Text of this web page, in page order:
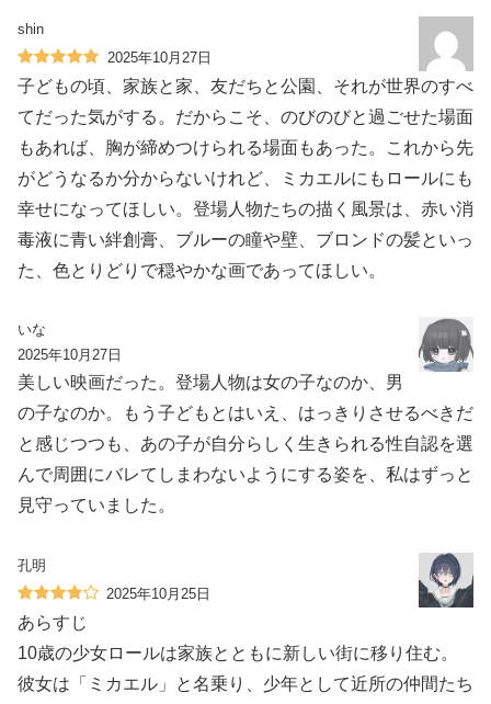
shin
2025年10月27日
子どもの頃、家族と家、友だちと公園、それが世界のすべ
てだった気がする。だからこそ、のびのびと過ごせた場面
もあれば、胸が締めつけられる場面もあった。これから先
がどうなるか分からないけれど、ミカエルにもロールにも
幸せになってほしい。登場人物たちの描く風景は、赤い消
毒液に青い絆創膏、ブルーの瞳や壁、ブロンドの髪といっ
た、色とりどりで穏やかな画であってほしい。
いな
2025年10月27日
美しい映画だった。登場人物は女の子なのか、男
の子なのか。もう子どもとはいえ、はっきりさせるべきだ
と感じつつも、あの子が自分らしく生きられる性自認を選
んで周囲にバレてしまわないようにする姿を、私はずっと
見守っていました。
孔明
2025年10月25日
あらすじ
10歳の少女ロールは家族とともに新しい街に移り住む。
彼女は「ミカエル」と名乗り、少年として近所の仲間たち